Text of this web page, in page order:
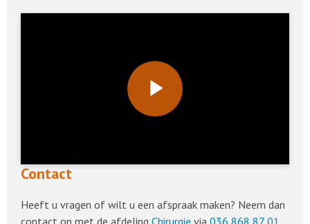
Play
Video
Contact
Heeft u vragen of wilt u een afspraak maken? Neem dan